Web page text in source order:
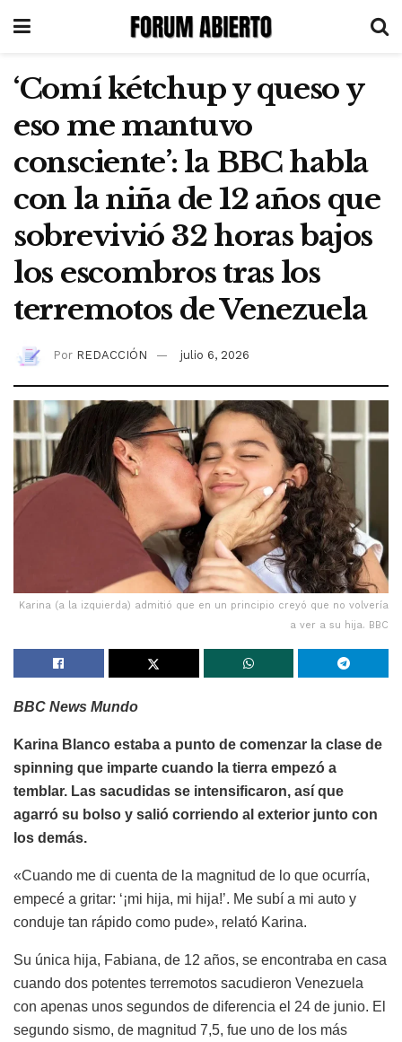
‘Comí kétchup y queso y
eso me mantuvo
consciente’: la BBC habla
con la niña de 12 años que
sobrevivió 32 horas bajos
los escombros tras los
terremotos de Venezuela
Por REDACCIÓN julio 6, 2026
Karina (a la izquierda) admitió que en un principio creyó que no volvería
a ver a su hija. BBC
BBC News Mundo
Karina Blanco estaba a punto de comenzar la clase de
spinning que imparte cuando la tierra empezó a
temblar. Las sacudidas se intensificaron, así que
agarró su bolso y salió corriendo al exterior junto con
los demás.
«Cuando me di cuenta de la magnitud de lo que ocurría,
empecé a gritar: ‘¡mi hija, mi hija!’. Me subí a mi auto y
conduje tan rápido como pude», relató Karina.
Su única hija, Fabiana, de 12 años, se encontraba en casa
cuando dos potentes terremotos sacudieron Venezuela
con apenas unos segundos de diferencia el 24 de junio. El
segundo sismo, de magnitud 7,5, fue uno de los más